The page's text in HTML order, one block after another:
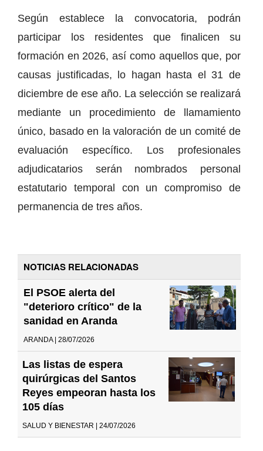
Según establece la convocatoria, podrán
participar los residentes que finalicen su
formación en 2026, así como aquellos que, por
causas justificadas, lo hagan hasta el 31 de
diciembre de ese año. La selección se realizará
mediante un procedimiento de llamamiento
único, basado en la valoración de un comité de
evaluación específico. Los profesionales
adjudicatarios serán nombrados personal
estatutario temporal con un compromiso de
permanencia de tres años.
NOTICIAS RELACIONADAS
El PSOE alerta del
"deterioro crítico" de la
sanidad en Aranda
ARANDA | 28/07/2026
Las listas de espera
quirúrgicas del Santos
Reyes empeoran hasta los
105 días
SALUD Y BIENESTAR | 24/07/2026